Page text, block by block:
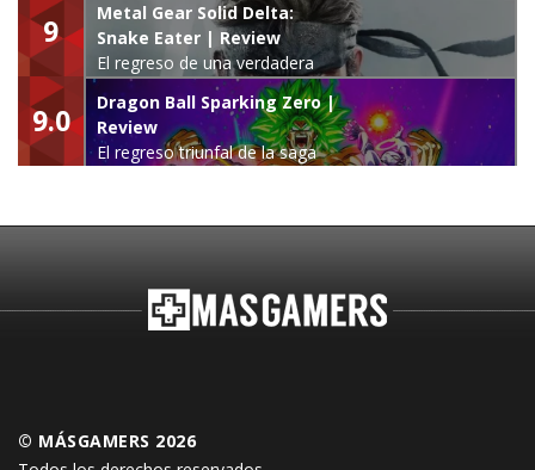
9
Metal Gear Solid Delta:
Snake Eater | Review
El regreso de una verdadera
leyenda
9.0
Dragon Ball Sparking Zero |
Review
El regreso triunfal de la saga
© MÁSGAMERS 2026